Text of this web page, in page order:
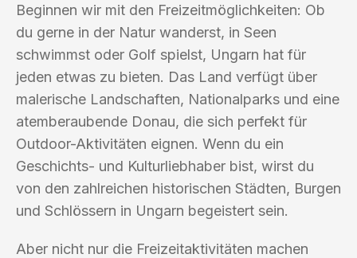
Beginnen wir mit den Freizeitmöglichkeiten: Ob
du gerne in der Natur wanderst, in Seen
schwimmst oder Golf spielst, Ungarn hat für
jeden etwas zu bieten. Das Land verfügt über
malerische Landschaften, Nationalparks und eine
atemberaubende Donau, die sich perfekt für
Outdoor-Aktivitäten eignen. Wenn du ein
Geschichts- und Kulturliebhaber bist, wirst du
von den zahlreichen historischen Städten, Burgen
und Schlössern in Ungarn begeistert sein.
Aber nicht nur die Freizeitaktivitäten machen